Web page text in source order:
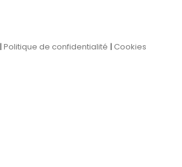
|Politique de confidentialité |Cookies